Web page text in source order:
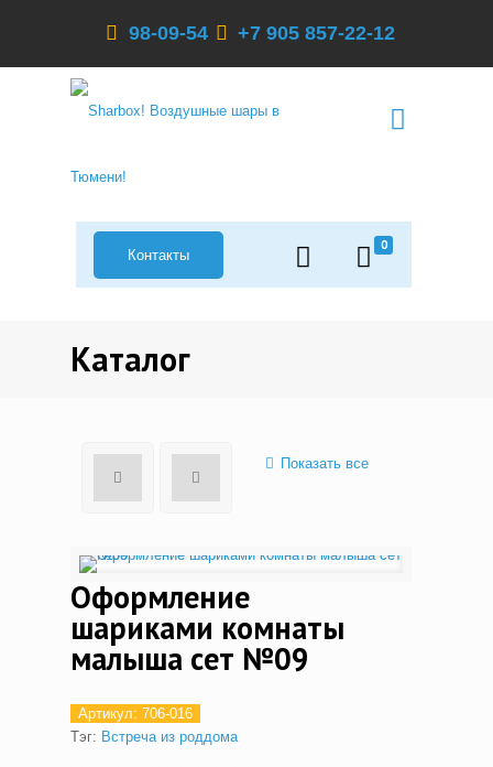
98-09-54 +7 905 857-22-12
0
Контакты
Каталог
Показать все
Оформление
шариками комнаты
малыша сет №09
Артикул: 706-016
Тэг: Встреча из роддома